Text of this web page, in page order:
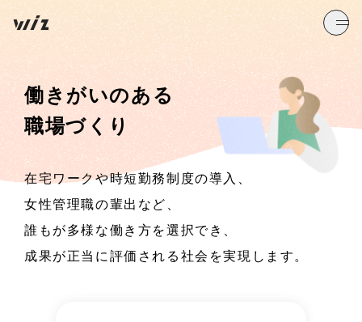
働きがいのある
職場づくり
在宅ワークや時短勤務制度の導入、
女性管理職の輩出など、
誰もが多様な働き方を選択でき、
成果が正当に評価される社会を実現します。